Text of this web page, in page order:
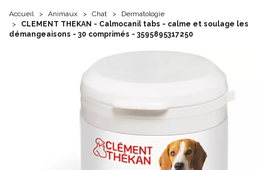
Accueil Animaux Chat
Dermatologie
CLEMENT THEKAN - Calmocanil tabs - calme et soulage les
démangeaisons - 30 comprimés - 3595895317250